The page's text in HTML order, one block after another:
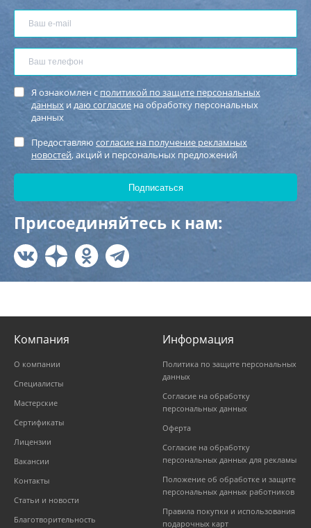
Я ознакомлен с политикой по защите персональных
данных идаю согласие на обработку персональных
данных
Предоставляю согласие на получение рекламных
новостей, акций и персональных предложений
Присоединяйтесь к нам:
Компания
О компании
Специалисты
Мастерские
Сертификаты
Лицензии
Вакансии
Контакты
Статьи и новости
Благотворительность
Информация
Политика по защите персональных
данных
Согласие на обработку
персональных данных
Оферта
Согласие на обработку
персональных данных для рекламы
Положение об обработке и защите
персональных данных работников
Правила покупки и использования
подарочных карт